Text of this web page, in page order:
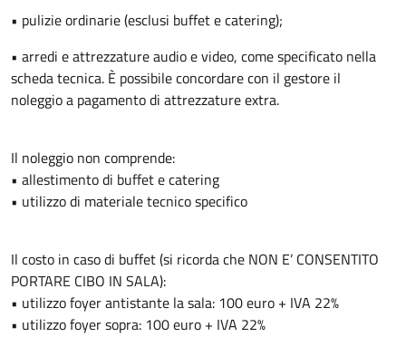
• pulizie ordinarie (esclusi buffet e catering);
• arredi e attrezzature audio e video, come specificato nella
scheda tecnica. È possibile concordare con il gestore il
noleggio a pagamento di attrezzature extra.
Il noleggio non comprende:
• allestimento di buffet e catering
• utilizzo di materiale tecnico specifico
Il costo in caso di buffet (si ricorda che NON E’ CONSENTITO
PORTARE CIBO IN SALA):
• utilizzo foyer antistante la sala: 100 euro + IVA 22%
• utilizzo foyer sopra: 100 euro + IVA 22%